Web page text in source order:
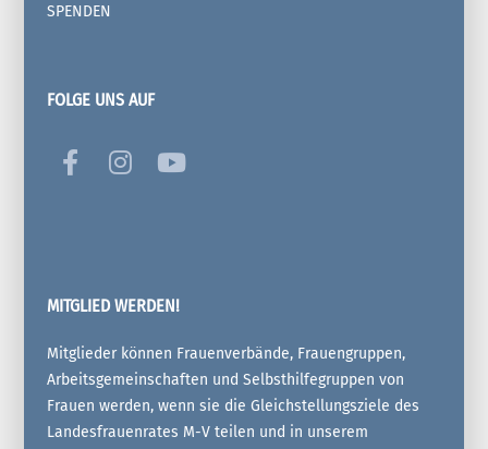
SPENDEN
FOLGE UNS AUF
MITGLIED WERDEN!
Mitglieder können Frauenverbände, Frauengruppen,
Arbeitsgemeinschaften und Selbsthilfegruppen von
Frauen werden, wenn sie die Gleichstellungsziele des
Landesfrauenrates M-V teilen und in unserem